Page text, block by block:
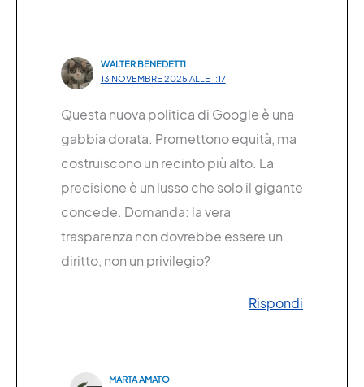
WALTER BENEDETTI
13 NOVEMBRE 2025 ALLE 1:17
Questa nuova politica di Google è una
gabbia dorata. Promettono equità, ma
costruiscono un recinto più alto. La
precisione è un lusso che solo il gigante
concede. Domanda: la vera
trasparenza non dovrebbe essere un
diritto, non un privilegio?
Rispondi
MARTA AMATO